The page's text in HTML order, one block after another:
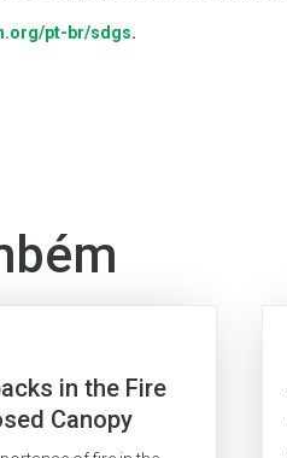
pt-br/sdgs.
in the Fire
Canopy